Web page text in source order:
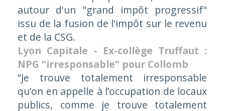
autour d'un "grand impôt progressif"
issu de la fusion de l'impôt sur le revenu
et de la CSG.
Lyon Capitale - Ex-collège Truffaut :
NPG “irresponsable” pour Collomb
“Je trouve totalement irresponsable
qu’on en appelle à l’occupation de locaux
publics, comme je trouve totalement